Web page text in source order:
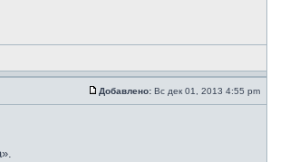
Добавлено: Вс дек 01, 2013 4:55 pm